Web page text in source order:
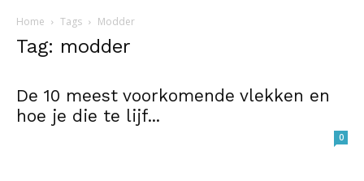
Home Tags Modder
Tag: modder
De 10 meest voorkomende vlekken en
hoe je die te lijf...
0